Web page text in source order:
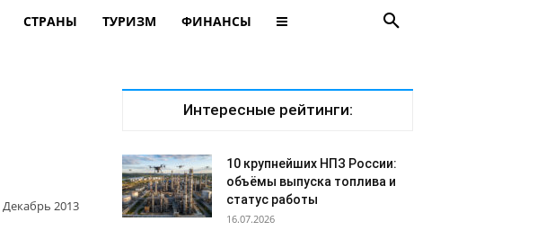
СТРАНЫ ТУРИЗМ ФИНАНСЫ
Декабрь 2013
Интересные рейтинги:
10 крупнейших НПЗ России:
объёмы выпуска топлива и
статус работы
16.07.2026